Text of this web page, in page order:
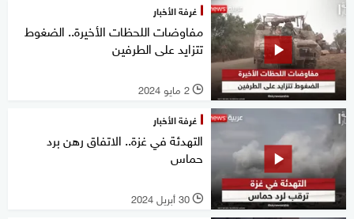
غرفة الأخبار
مفاوضات اللحظات الأخيرة.. الضغوط
تتزايد على الطرفين
l 2 مايو 2024
غرفة الأخبار
التهدئة في غزة.. الاتفاق رهن برد
حماس
l 30 أبريل 2024